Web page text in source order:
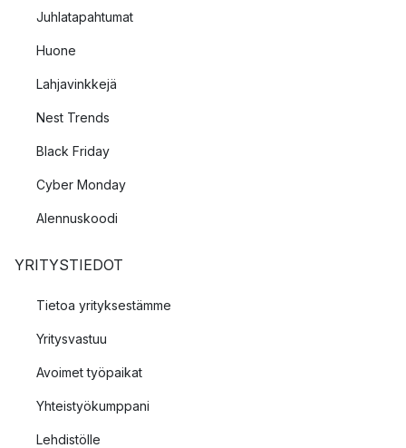
Juhlatapahtumat
Huone
Lahjavinkkejä
Nest Trends
Black Friday
Cyber Monday
Alennuskoodi
YRITYSTIEDOT
Tietoa yrityksestämme
Yritysvastuu
Avoimet työpaikat
Yhteistyökumppani
Lehdistölle